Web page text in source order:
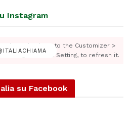
Instagram
is expired, Go to the Customizer >
Instagram Feed Setting, to refresh it.
su Facebook